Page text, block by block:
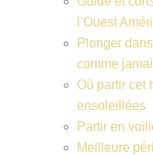
l’Ouest
Plonger
comme
Où partir cet
ensoleillées
Partir en
Meilleure